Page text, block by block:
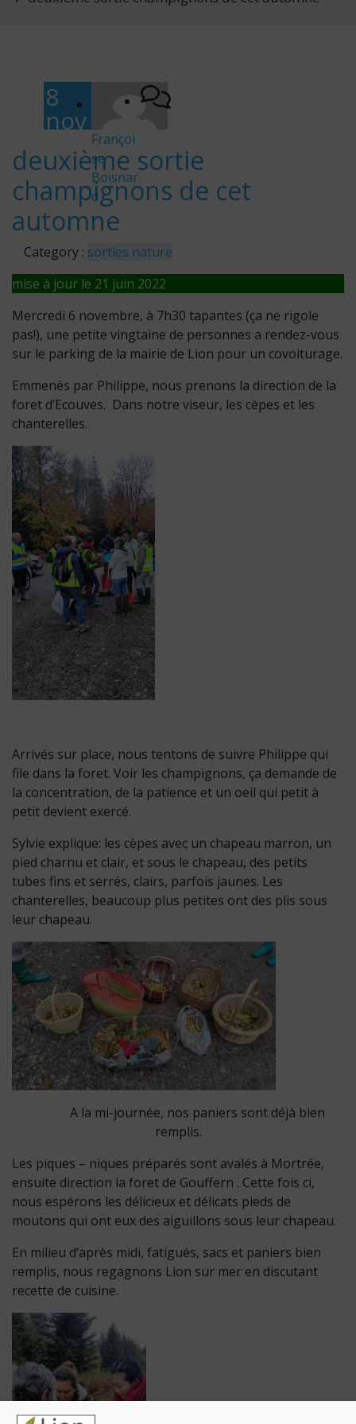
8
nov
em
bre
201
9
Françoi
se
Boisnar
d
-
deuxième sortie
champignons de cet
automne
Category : sorties nature
mise à jour le 21 juin 2022
Mercredi 6 novembre, à 7h30 tapantes (ça ne rigole
pas!), une petite vingtaine de personnes a rendez-vous
sur le parking de la mairie de Lion pour un covoiturage.
Emmenés par Philippe, nous prenons la direction de la
foret d’Ecouves. Dans notre viseur, les cèpes et les
chanterelles.
Arrivés sur place, nous tentons de suivre Philippe qui
file dans la foret. Voir les champignons, ça demande de
la concentration, de la patience et un oeil qui petit à
petit devient exercé.
Sylvie explique: les cèpes avec un chapeau marron, un
pied charnu et clair, et sous le chapeau, des petits
tubes fins et serrés, clairs, parfois jaunes. Les
chanterelles, beaucoup plus petites ont des plis sous
leur chapeau.
A la mi-journée, nos paniers sont déjà bien
remplis.
Les piques – niques préparés sont avalés à Mortrée,
ensuite direction la foret de Gouffern . Cette fois ci,
nous espérons les délicieux et délicats pieds de
moutons qui ont eux des aiguillons sous leur chapeau.
En milieu d’après midi, fatigués, sacs et paniers bien
remplis, nous regagnons Lion sur mer en discutant
recette de cuisine.